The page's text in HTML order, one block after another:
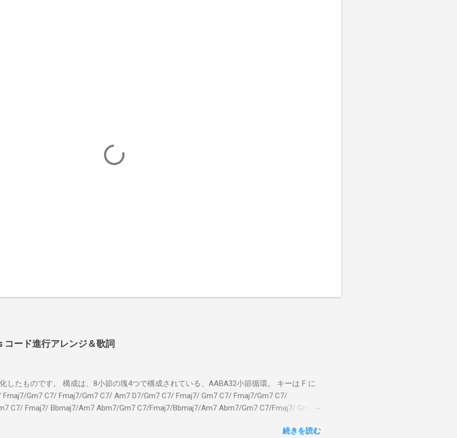
ード進行アレンジ＆歌詞
したものです。 構成は、8小節の塊4つで構成されている、AABA32小節循環。 キーは F に
Gm7 C7/ Fmaj7/Gm7 C7/ Am7 D7/Gm7 C7/ Fmaj7/ Gm7 C7/ Fmaj7/Gm7 C7/
C7/ Fmaj7/ Bbmaj7/Am7 Abm7/Gm7 C7/Fmaj7/Bbmaj7/Am7 Abm7/Gm7 C7/Fmaj7/ Gm7
シューズ Gm7 C7 Am とてもお気に入りなのさ D7 Gm7 C7 Fmaj7 どこへ行く
続きを読む